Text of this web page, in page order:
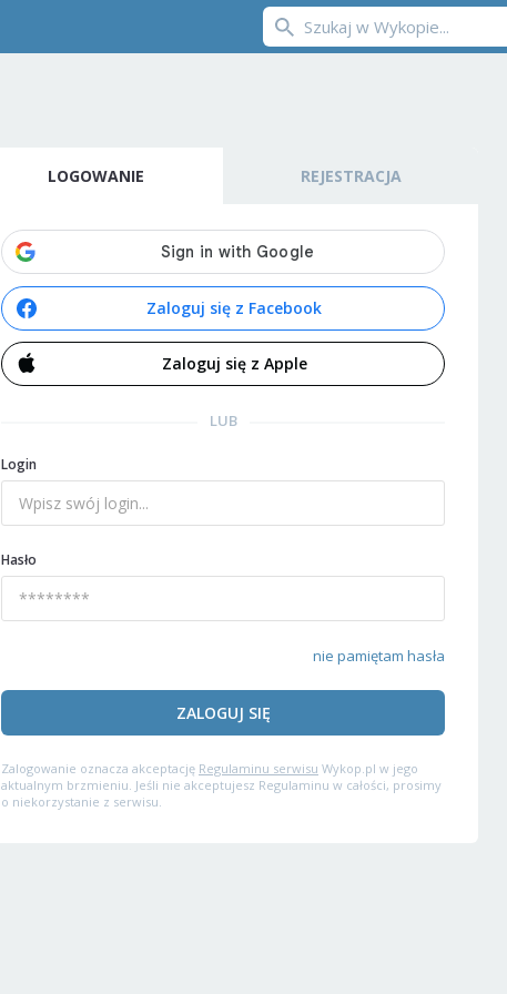
LOGOWANIE REJESTRACJA
Zaloguj się z Facebook
Zaloguj się z Apple
LUB
Login
Hasło
nie pamiętam hasła
ZALOGUJ SIĘ
Zalogowanie oznacza akceptację Regulaminu serwisu Wykop.pl w jego
aktualnym brzmieniu. Jeśli nie akceptujesz Regulaminu w całości, prosimy
o niekorzystanie z serwisu.